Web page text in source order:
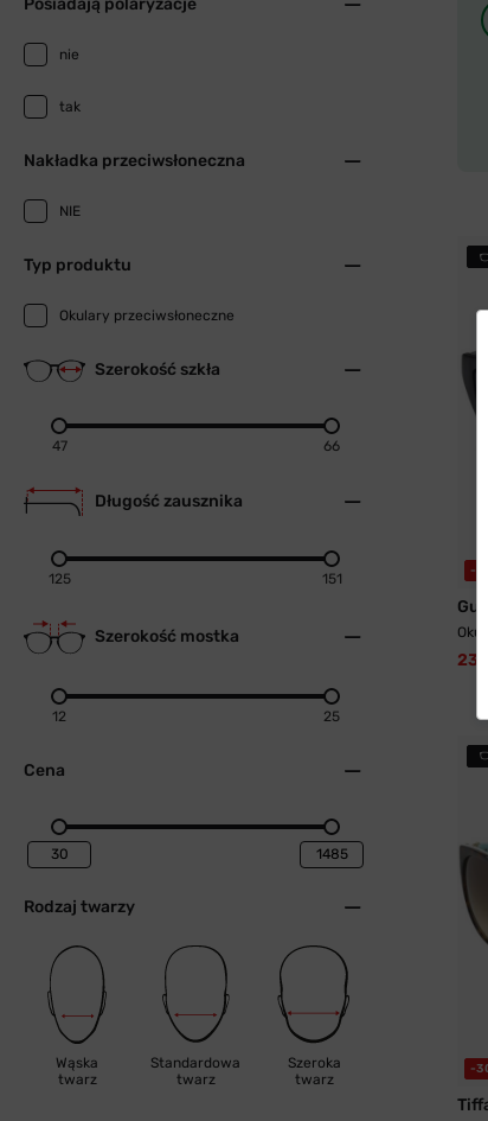
Posiadają polaryzacje
nie
tak
Nakładka przeciwsłoneczna
NIE
Typ produktu
Okulary przeciwsłoneczne
Szerokość szkła
47 66
Długość zausznika
125 151
Szerokość mostka
12 25
Cena
Rodzaj twarzy
Wąska
twarz
Standardowa
twarz
Szeroka
twarz
-
-